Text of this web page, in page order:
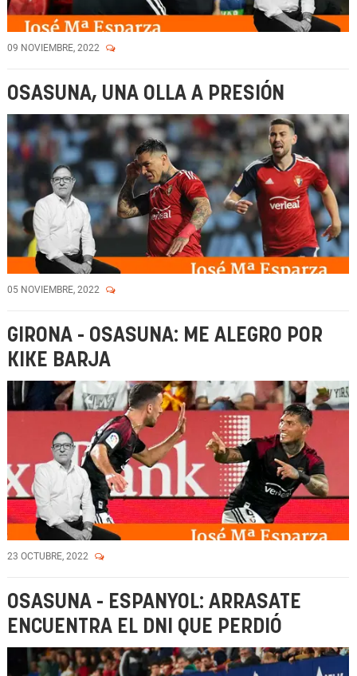
09 NOVIEMBRE, 2022
OSASUNA, UNA OLLA A PRESIÓN
05 NOVIEMBRE, 2022
GIRONA - OSASUNA: ME ALEGRO POR
KIKE BARJA
23 OCTUBRE, 2022
OSASUNA - ESPANYOL: ARRASATE
ENCUENTRA EL DNI QUE PERDIÓ